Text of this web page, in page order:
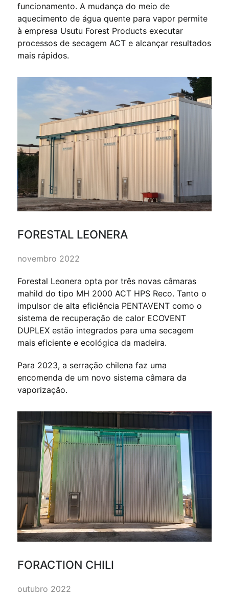
funcionamento. A mudança do meio de
aquecimento de água quente para vapor permite
à empresa Usutu Forest Products executar
processos de secagem ACT e alcançar resultados
mais rápidos.
FORESTAL LEONERA
novembro 2022
Forestal Leonera opta por três novas câmaras
mahild do tipo MH 2000 ACT HPS Reco. Tanto o
impulsor de alta eficiência PENTAVENT como o
sistema de recuperação de calor ECOVENT
DUPLEX estão integrados para uma secagem
mais eficiente e ecológica da madeira.
Para 2023, a serração chilena faz uma
encomenda de um novo sistema câmara da
vaporização.
FORACTION CHILI
outubro 2022